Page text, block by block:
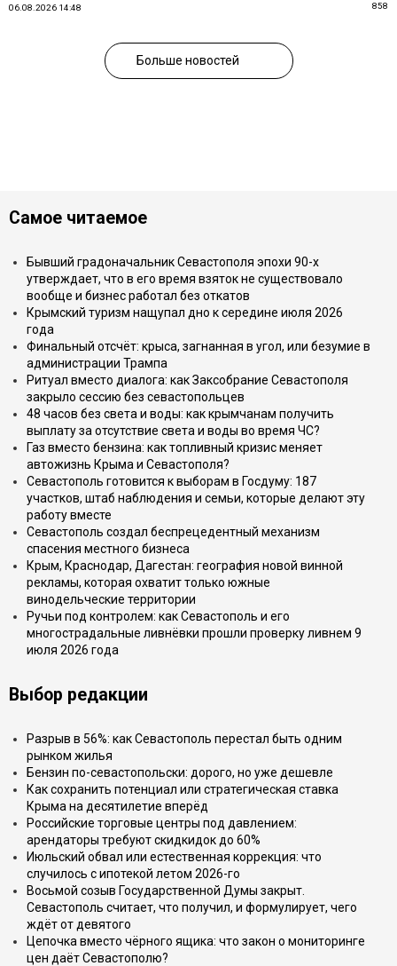
06.08.2026 14:48 858
Больше новостей
Самое читаемое
Бывший градоначальник Севастополя эпохи 90-х
утверждает, что в его время взяток не существовало
вообще и бизнес работал без откатов
Крымский туризм нащупал дно к середине июля 2026
года
Финальный отсчёт: крыса, загнанная в угол, или безумие в
администрации Трампа
Ритуал вместо диалога: как Заксобрание Севастополя
закрыло сессию без севастопольцев
48 часов без света и воды: как крымчанам получить
выплату за отсутствие света и воды во время ЧС?
Газ вместо бензина: как топливный кризис меняет
автожизнь Крыма и Севастополя?
Севастополь готовится к выборам в Госдуму: 187
участков, штаб наблюдения и семьи, которые делают эту
работу вместе
Севастополь создал беспрецедентный механизм
спасения местного бизнеса
Крым, Краснодар, Дагестан: география новой винной
рекламы, которая охватит только южные
винодельческие территории
Ручьи под контролем: как Севастополь и его
многострадальные ливнёвки прошли проверку ливнем 9
июля 2026 года
Выбор редакции
Разрыв в 56%: как Севастополь перестал быть одним
рынком жилья
Бензин по-севастопольски: дорого, но уже дешевле
Как сохранить потенциал или стратегическая ставка
Крыма на десятилетие вперёд
Российские торговые центры под давлением:
арендаторы требуют скидкидок до 60%
Июльский обвал или естественная коррекция: что
случилось с ипотекой летом 2026-го
Восьмой созыв Государственной Думы закрыт.
Севастополь считает, что получил, и формулирует, чего
ждёт от девятого
Цепочка вместо чёрного ящика: что закон о мониторинге
цен даёт Севастополю?